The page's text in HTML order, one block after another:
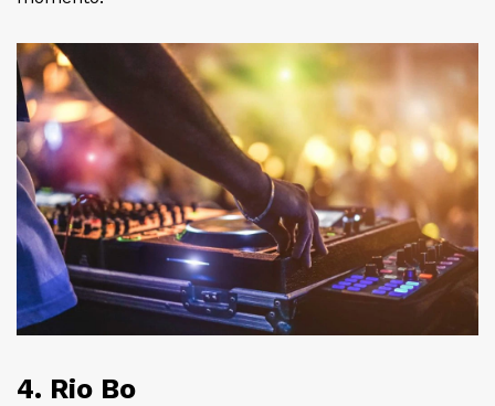
4. Rio Bo